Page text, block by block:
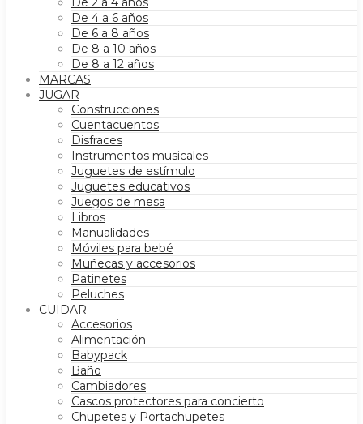
De 4 a 6 años
De 6 a 8 años
De 8 a 10 años
De 8 a 12 años
MARCAS
JUGAR
Construcciones
Cuentacuentos
Disfraces
Instrumentos musicales
Juguetes de estímulo
Juguetes educativos
Juegos de mesa
Libros
Manualidades
Móviles para bebé
Muñecas y accesorios
Patinetes
Peluches
CUIDAR
Accesorios
Alimentación
Babypack
Baño
Cambiadores
Cascos protectores para concierto
Chupetes y Portachupetes